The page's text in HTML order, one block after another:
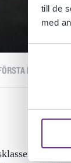
till de
med
PITCH
har